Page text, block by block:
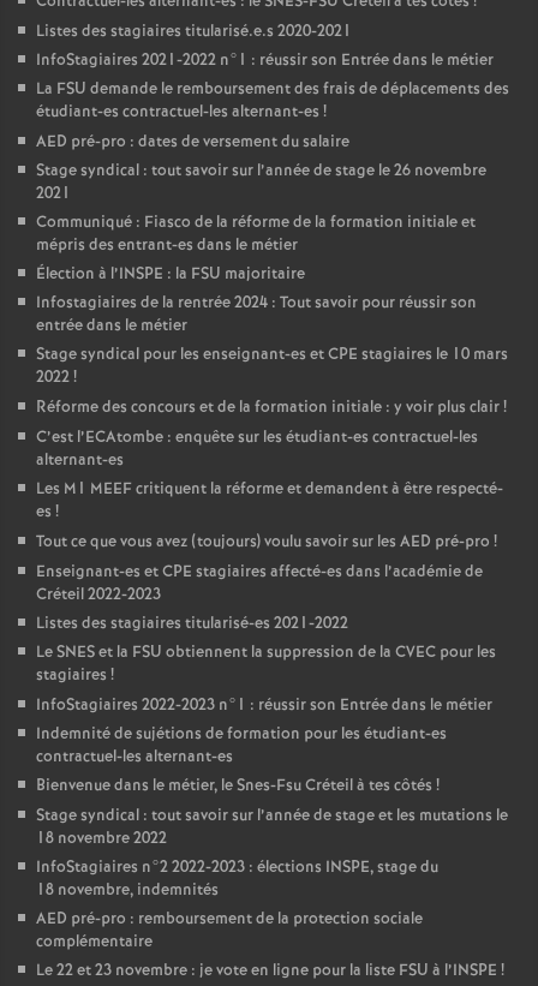
Listes des stagiaires titularisé.e.s 2020-2021
InfoStagiaires 2021-2022 n°1 : réussir son Entrée dans le métier
La FSU demande le remboursement des frais de déplacements des
étudiant-es contractuel-les alternant-es !
AED pré-pro : dates de versement du salaire
Stage syndical : tout savoir sur l’année de stage le 26 novembre
2021
Communiqué : Fiasco de la réforme de la formation initiale et
mépris des entrant-es dans le métier
Élection à l’INSPE : la FSU majoritaire
Infostagiaires de la rentrée 2024 : Tout savoir pour réussir son
entrée dans le métier
Stage syndical pour les enseignant-es etCPE stagiaires le 10 mars
2022!
Réforme des concours et de la formation initiale : y voir plus clair!
C’est l’ECAtombe : enquête sur les étudiant-es contractuel-les
alternant-es
Les M1 MEEFcritiquent la réforme et demandent à être respecté-
es !
Tout ce que vous avez (toujours) voulu savoir sur les AED pré-pro !
Enseignant-es etCPE stagiaires affecté-es dans l’académie de
Créteil 2022-2023
Listes des stagiaires titularisé-es 2021-2022
LeSNESet la FSU obtiennent la suppression de la CVEC pour les
stagiaires !
InfoStagiaires 2022-2023 n°1 : réussir son Entrée dans le métier
Indemnité de sujétions de formation pour les étudiant-es
contractuel-les alternant-es
Bienvenue dans le métier, le Snes-Fsu Créteil à tes côtés !
Stage syndical : tout savoir sur l’année de stage et les mutations le
18 novembre 2022
InfoStagiaires n°2 2022-2023 : élections INSPE, stage du
18 novembre, indemnités
AED pré-pro : remboursement de la protection sociale
complémentaire
Le 22 et 23 novembre : je vote en ligne pour la liste FSU à l’INSPE !